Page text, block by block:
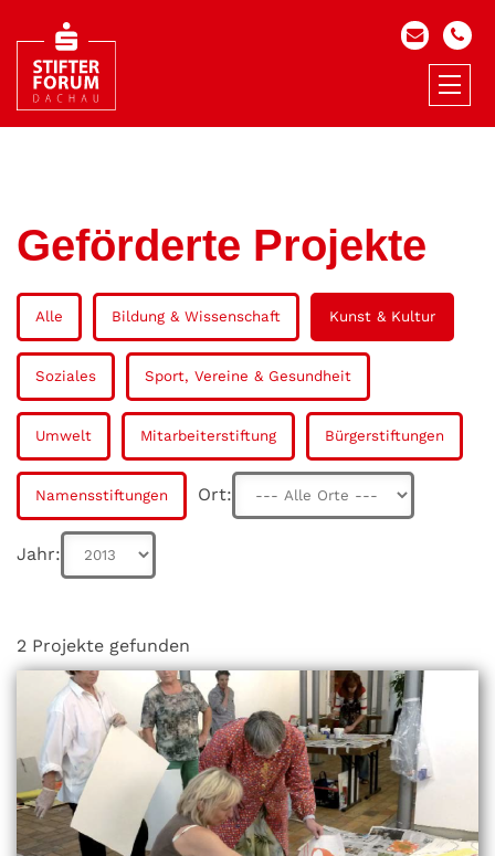
Geförderte Projekte
Alle Bildung & Wissenschaft Kunst & Kultur
Soziales Sport, Vereine & Gesundheit
Umwelt Mitarbeiterstiftung Bürgerstiftungen
Namensstiftungen Ort:
Jahr:
2 Projekte gefunden